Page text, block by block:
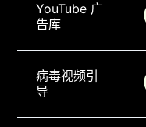
YouTube 广
告库
病毒视频引
导